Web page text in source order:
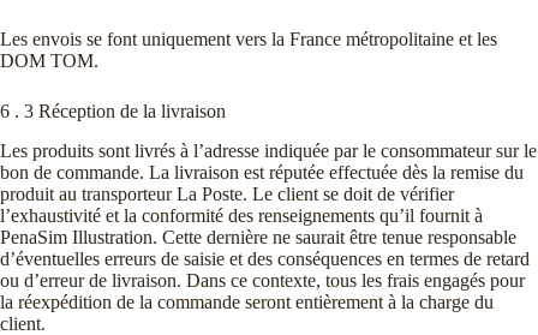
Les envois se font uniquement vers la France métropolitaine et les
DOM TOM.
6 . 3 Réception de la livraison
Les produits sont livrés à l’adresse indiquée par le consommateur sur le
bon de commande. La livraison est réputée effectuée dès la remise du
produit au transporteur La Poste. Le client se doit de vérifier
l’exhaustivité et la conformité des renseignements qu’il fournit à
PenaSim Illustration. Cette dernière ne saurait être tenue responsable
d’éventuelles erreurs de saisie et des conséquences en termes de retard
ou d’erreur de livraison. Dans ce contexte, tous les frais engagés pour
la réexpédition de la commande seront entièrement à la charge du
client.